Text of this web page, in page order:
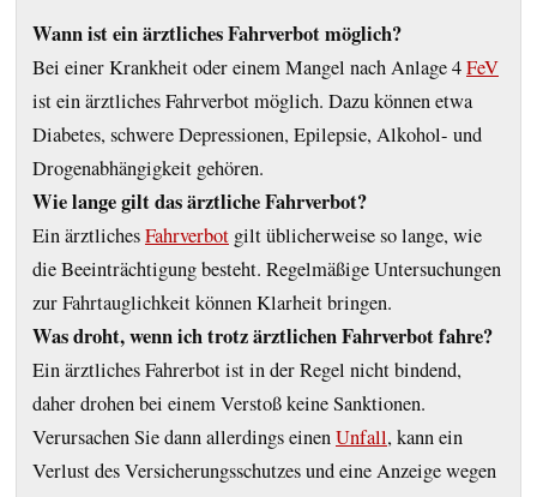
Wann ist ein ärztliches Fahrverbot möglich?
Bei einer Krankheit oder einem Mangel nach Anlage 4FeV
ist ein ärztliches Fahrverbot möglich. Dazu können etwa
Diabetes, schwere Depressionen, Epilepsie, Alkohol- und
Drogenabhängigkeit gehören.
Wie lange gilt das ärztliche Fahrverbot?
Ein ärztlichesFahrverbot gilt üblicherweise so lange, wie
die Beeinträchtigung besteht. Regelmäßige Untersuchungen
zur Fahrtauglichkeit können Klarheit bringen.
Was droht, wenn ich trotz ärztlichen Fahrverbot fahre?
Ein ärztliches Fahrerbot ist in der Regel nicht bindend,
daher drohen bei einem Verstoß keine Sanktionen.
Verursachen Sie dann allerdings einenUnfall, kann ein
Verlust des Versicherungsschutzes und eine Anzeige wegen